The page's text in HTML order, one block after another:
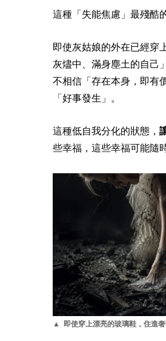
這種「失能焦慮」最殘酷
即使灰姑娘的外在已經穿
灰燼中、滿身塵土的自己
不相信「存在本身，即有
「好事發生」。
這種低自我分化的狀態，
些幸福，這些幸福可能隨
▲ 即使穿上漂亮的玻璃鞋，住進奢